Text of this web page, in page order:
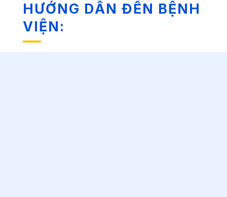
HƯỚNG DẪN ĐẾN BỆNH
VIỆN: